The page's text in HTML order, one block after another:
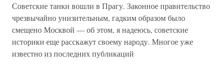
Советские танки вошли в Прагу. Законное правительство
чрезвычайно унизительным, гадким образом было
смещено Москвой — об этом, я надеюсь, советские
историки еще расскажут своему народу. Многое уже
известно из последних публикаций